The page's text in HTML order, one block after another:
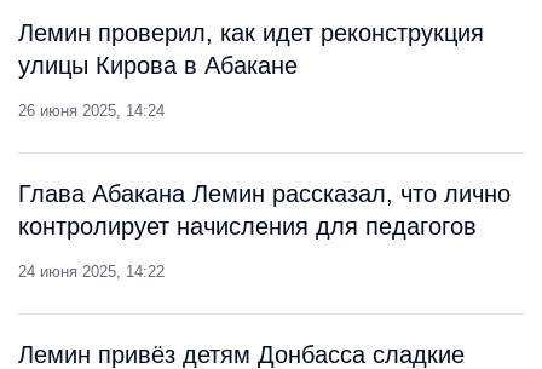
Лемин проверил, как идет реконструкция
улицы Кирова в Абакане
26 июня 2025, 14:24
Глава Абакана Лемин рассказал, что лично
контролирует начисления для педагогов
24 июня 2025, 14:22
Лемин привёз детям Донбасса сладкие